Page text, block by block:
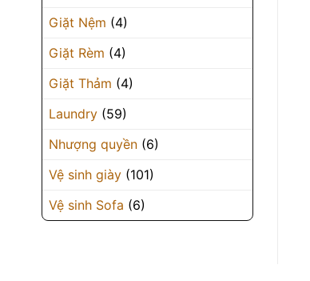
Giặt Nệm (4)
Giặt Rèm (4)
Giặt Thảm (4)
Laundry (59)
Nhượng quyền (6)
Vệ sinh giày (101)
Vệ sinh Sofa (6)